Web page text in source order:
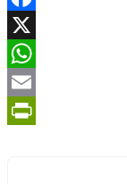
Facebook
X
WhatsApp
Email